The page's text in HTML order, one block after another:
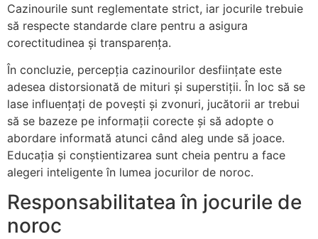
Cazinourile sunt reglementate strict, iar jocurile trebuie
să respecte standarde clare pentru a asigura
corectitudinea și transparența.
În concluzie, percepția cazinourilor desființate este
adesea distorsionată de mituri și superstiții. În loc să se
lase influențați de povești și zvonuri, jucătorii ar trebui
să se bazeze pe informații corecte și să adopte o
abordare informată atunci când aleg unde să joace.
Educația și conștientizarea sunt cheia pentru a face
alegeri inteligente în lumea jocurilor de noroc.
Responsabilitatea în jocurile de
noroc